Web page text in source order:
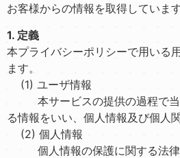
お客様からの情報を取得しています
1. 定義
本プライバシーポリシーで用いる
ます。
(1) ユーザ情報
本サービスの提供の過程で当
る情報をいい、個人情報及び個人
(2) 個人情報
個人情報の保護に関する法律(